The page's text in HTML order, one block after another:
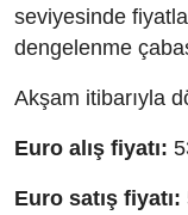
seviyesinde
dengelenme
Akşam itibarıyla
Euro alış fiyatı:
Euro satış fiyatı: